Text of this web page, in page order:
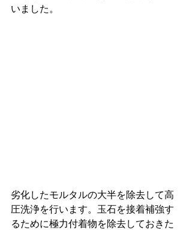
いました。
劣化したモルタルの大半を除去して高
圧洗浄を行います。玉石を接着補強す
るために極力付着物を除去しておきた